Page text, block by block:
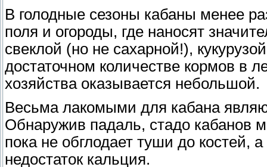
В голодные сезоны кабаны менее
поля и огороды, где наносят
свеклой (но не сахарной!),
достаточном количестве кормов в
хозяйства оказывается небольшой.
Весьма лакомыми для кабана
Обнаружив падаль, стадо кабанов
пока не обглодает туши до костей,
недостаток кальция.